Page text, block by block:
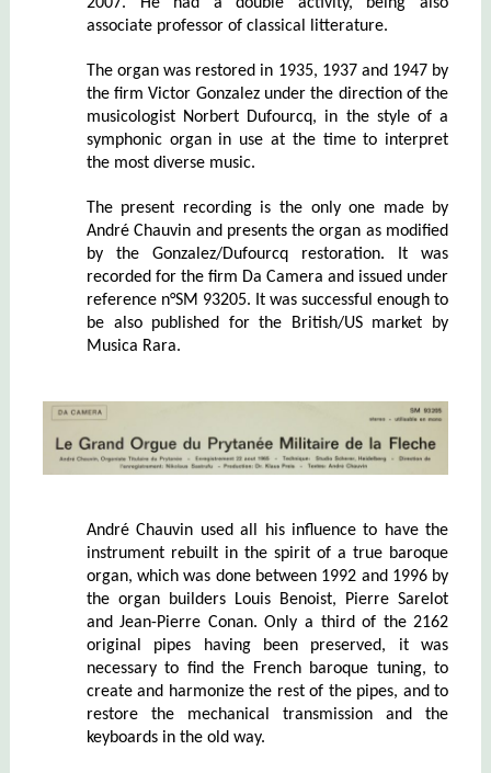
associate professor of classical litterature.
The organ was restored in 1935, 1937 and 1947 by
the firm Victor Gonzalez under the direction of the
musicologist Norbert Dufourcq, in the style of a
symphonic organ in use at the time to interpret
the most diverse music.
The present recording is the only one made by
André Chauvin and presents the organ as modified
by the Gonzalez/Dufourcq restoration.
It was
recorded for the firm Da Camera and issued under
reference n°SM 93205. It was successful enough to
be also published for the British/US market by
Musica Rara.
André Chauvin used all his influence to have the
instrument rebuilt in the spirit of a true baroque
organ, which was done between 1992 and 1996 by
the organ builders Louis Benoist, Pierre Sarelot
and Jean-Pierre Conan. Only a third of the 2162
original pipes having been preserved, it was
necessary to find the French baroque tuning, to
create and harmonize the rest of the pipes, and to
restore the mechanical transmission and the
keyboards in the old way.